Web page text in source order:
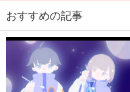
おすすめの記事